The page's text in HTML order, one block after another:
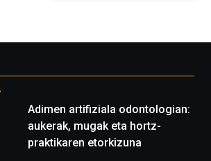
Adimen artifiziala odontologian:
aukerak, mugak eta hortz-
praktikaren etorkizuna